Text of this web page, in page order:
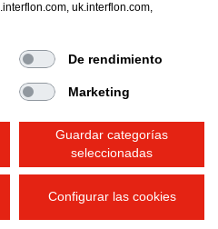
Impressum
uk.interflon.com,
De rendimiento
Marketing
Guardar categorías
seleccionadas
Configurar las cookies